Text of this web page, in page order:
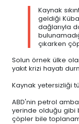
Kaynak
geldiği
dağlarıyla
çıkarken
Solun örnek ülke
yakıt krizi hayatı
Kaynak yetersizliği
ABD'nin petrol
yerinde olduğu gibi
çöpler bile